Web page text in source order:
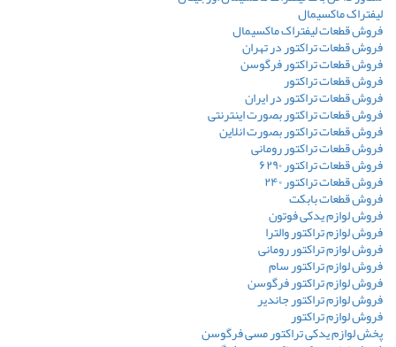
لیفتراک ماکسیمال
فروش قطعات لیفتراک ماکسیمال
فروش قطعات تراکتور در تهران
فروش قطعات تراکتور فرگوسن
فروش قطعات تراکتور
فروش قطعات تراکتور در ایران
فروش قطعات تراکتور بصورت اینترنتی
فروش قطعات تراکتور بصورت انلاین
فروش قطعات تراکتور رومانی
فروش قطعات تراکتور ۶۲۹۰
فروش قطعات تراکتور ۲۴۰
فروش قطعات بابکت
فروش لوازم یدکی فوتون
فروش لوازم تراکتور والترا
فروش لوازم تراکتور رومانی
فروش لوازم تراکتور سام
فروش لوازم تراکتور فرگوسن
فروش لوازم تراکتور جاندیر
فروش لوازم تراکتور
پخش لوازم یدکی تراکتور مسی فرگوسن